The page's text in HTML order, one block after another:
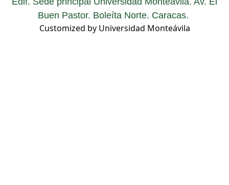
Buen Pastor. Boleíta Norte. Caracas.
Customized by Universidad Monteávila